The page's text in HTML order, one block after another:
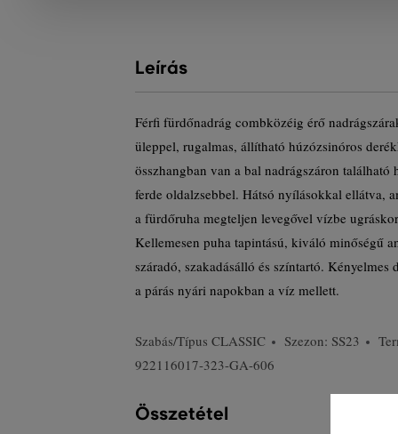
Leírás
Férfi fürdőnadrág combközéig érő
üleppel, rugalmas, állítható húzózsinóros
összhangban van a bal nadrágszáron
ferde oldalzsebbel. Hátsó nyílásokkal ellátva,
a fürdőruha megteljen levegővel vízbe
Kellemesen puha tapintású, kiváló minőségű
száradó, szakadásálló és színtartó.
a párás nyári napokban a víz mellett.
Szabás/Típus CLASSIC Szezon: SS23
922116017-323-GA-606
Összetétel